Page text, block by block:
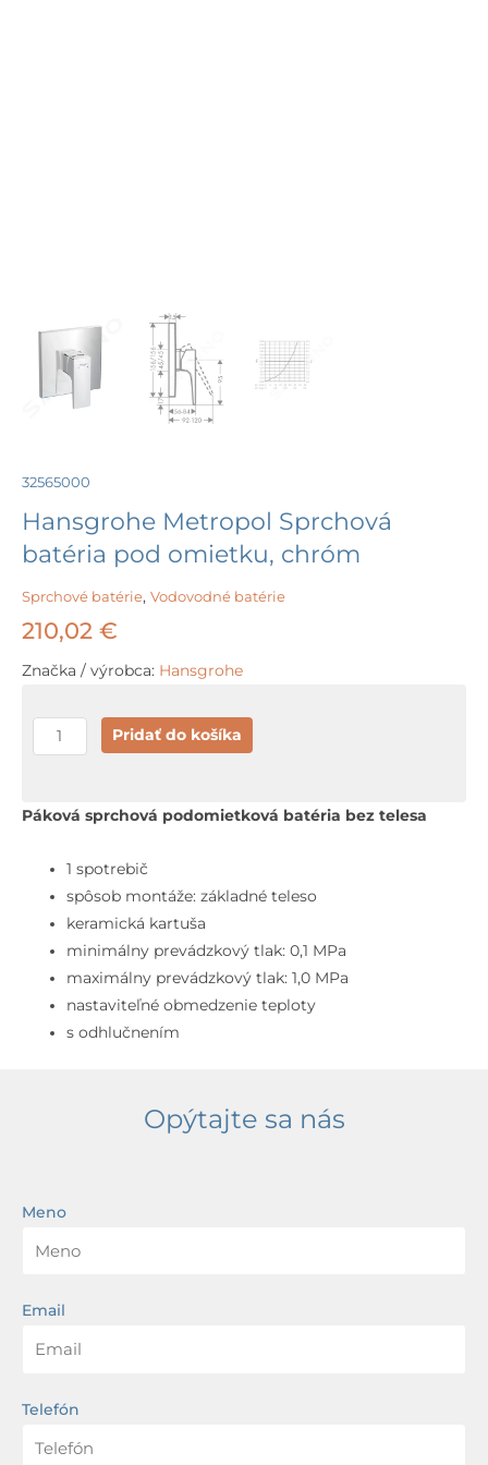
32565000
Hansgrohe Metropol Sprchová
batéria pod omietku, chróm
Sprchové batérie, Vodovodné batérie
210,02 €
Značka / výrobca: Hansgrohe
množstvo
Hansgrohe
Sprchová
pod
omietku,
chróm
Pridať do košíka
Páková sprchová podomietková batéria bez telesa
1 spotrebič
spôsob montáže: základné teleso
keramická kartuša
minimálny prevádzkový tlak: 0,1 MPa
maximálny prevádzkový tlak: 1,0 MPa
nastaviteľné obmedzenie teploty
s odhlučnením
Opýtajte sa nás
Meno
Email
Telefón